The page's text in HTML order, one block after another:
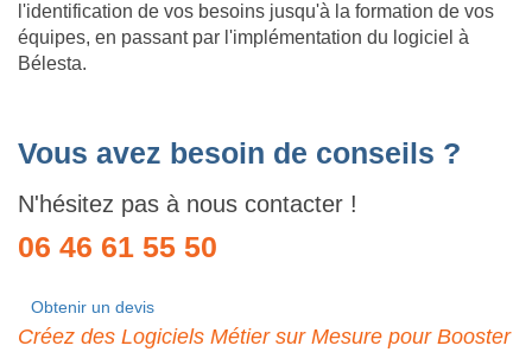
l'identification de vos besoins jusqu'à la formation de vos
équipes, en passant par l'implémentation du logiciel à
Bélesta.
Vous avez besoin de conseils ?
N'hésitez pas à nous contacter !
06 46 61 55 50
Obtenir un devis
Créez des Logiciels Métier sur Mesure pour Booster